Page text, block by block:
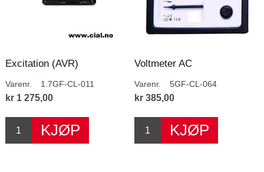
Excitation (AVR)
Varenr. 1.7GF-CL-011
kr 1 275,00
Voltmeter AC
Varenr. 5GF-CL-064
kr 385,00